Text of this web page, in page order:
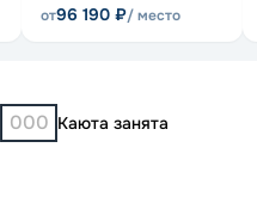
от96 190 ₽/ место
000 Каюта занята